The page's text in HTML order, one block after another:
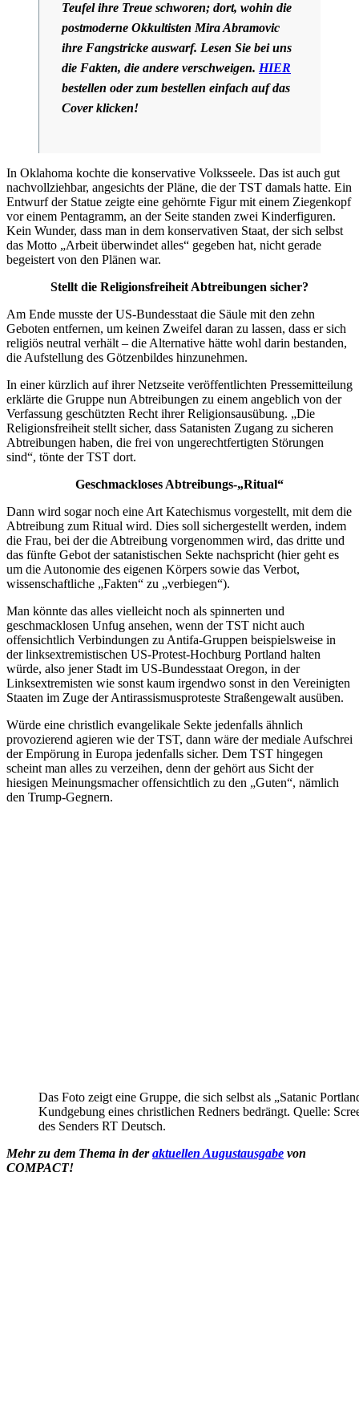
Teufel ihre Treue schworen; dort, wohin die
postmoderne Okkultisten Mira Abramovic
ihre Fangstricke auswarf. Lesen Sie bei uns
die Fakten, die andere verschweigen. HIER
bestellen oder zum bestellen einfach auf das
Cover klicken!
In Oklahoma kochte die konservative Volksseele. Das ist auch gut
nachvollziehbar, angesichts der Pläne, die der TST damals hatte. Ein
Entwurf der Statue zeigte eine gehörnte Figur mit einem Ziegenkopf
vor einem Pentagramm, an der Seite standen zwei Kinderfiguren.
Kein Wunder, dass man in dem konservativen Staat, der sich selbst
das Motto „Arbeit überwindet alles“ gegeben hat, nicht gerade
begeistert von den Plänen war.
Stellt die Religionsfreiheit Abtreibungen sicher?
Am Ende musste der US-Bundesstaat die Säule mit den zehn
Geboten entfernen, um keinen Zweifel daran zu lassen, dass er sich
religiös neutral verhält – die Alternative hätte wohl darin bestanden,
die Aufstellung des Götzenbildes hinzunehmen.
In einer kürzlich auf ihrer Netzseite veröffentlichten Pressemitteilung
erklärte die Gruppe nun Abtreibungen zu einem angeblich von der
Verfassung geschützten Recht ihrer Religionsausübung. „Die
Religionsfreiheit stellt sicher, dass Satanisten Zugang zu sicheren
Abtreibungen haben, die frei von ungerechtfertigten Störungen
sind“, tönte der TST dort.
Geschmackloses Abtreibungs-„Ritual“
Dann wird sogar noch eine Art Katechismus vorgestellt, mit dem die
Abtreibung zum Ritual wird. Dies soll sichergestellt werden, indem
die Frau, bei der die Abtreibung vorgenommen wird, das dritte und
das fünfte Gebot der satanistischen Sekte nachspricht (hier geht es
um die Autonomie des eigenen Körpers sowie das Verbot,
wissenschaftliche „Fakten“ zu „verbiegen“).
Man könnte das alles vielleicht noch als spinnerten und
geschmacklosen Unfug ansehen, wenn der TST nicht auch
offensichtlich Verbindungen zu Antifa-Gruppen beispielsweise in
der linksextremistischen US-Protest-Hochburg Portland halten
würde, also jener Stadt im US-Bundesstaat Oregon, in der
Linksextremisten wie sonst kaum irgendwo sonst in den Vereinigten
Staaten im Zuge der Antirassismusproteste Straßengewalt ausüben.
Würde eine christlich evangelikale Sekte jedenfalls ähnlich
provozierend agieren wie der TST, dann wäre der mediale Aufschrei
der Empörung in Europa jedenfalls sicher. Dem TST hingegen
scheint man alles zu verzeihen, denn der gehört aus Sicht der
hiesigen Meinungsmacher offensichtlich zu den „Guten“, nämlich
den Trump-Gegnern.
Das Foto zeigt eine Gruppe, die sich selbst als „Satanic
Kundgebung eines christlichen Redners bedrängt. Quelle:
des Senders RT Deutsch.
Mehr zu dem Thema in deraktuellen Augustausgabe von
COMPACT!